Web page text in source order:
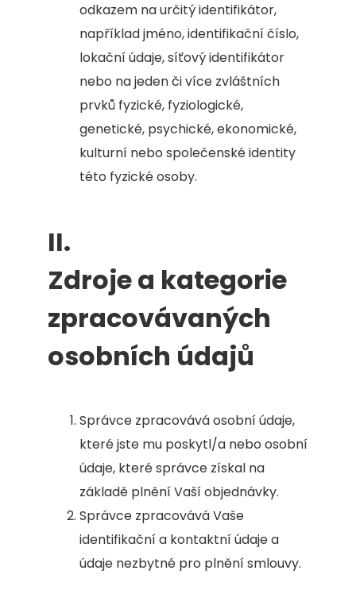
odkazem na určitý identifikátor,
například jméno, identifikační číslo,
lokační údaje, síťový identifikátor
nebo na jeden či více zvláštních
prvků fyzické, fyziologické,
genetické, psychické, ekonomické,
kulturní nebo společenské identity
této fyzické osoby.
II.
Zdroje a kategorie
zpracovávaných
osobních údajů
Správce zpracovává osobní údaje,
které jste mu poskytl/a nebo osobní
údaje, které správce získal na
základě plnění Vaší objednávky.
Správce zpracovává Vaše
identifikační a kontaktní údaje a
údaje nezbytné pro plnění smlouvy.